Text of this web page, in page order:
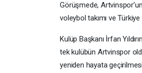
Görüşmede,
voleybol takımı ve Türkiye
Kulüp Başkanı İrfan
tek kulübün Artvinspor
yeniden hayata